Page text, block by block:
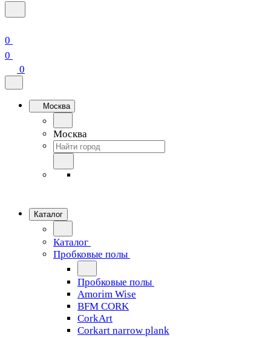
0
0
0
Москва
Москва
Каталог
Каталог
Пробковые полы
Пробковые полы
Amorim Wise
BFM CORK
CorkArt
Corkart narrow plank